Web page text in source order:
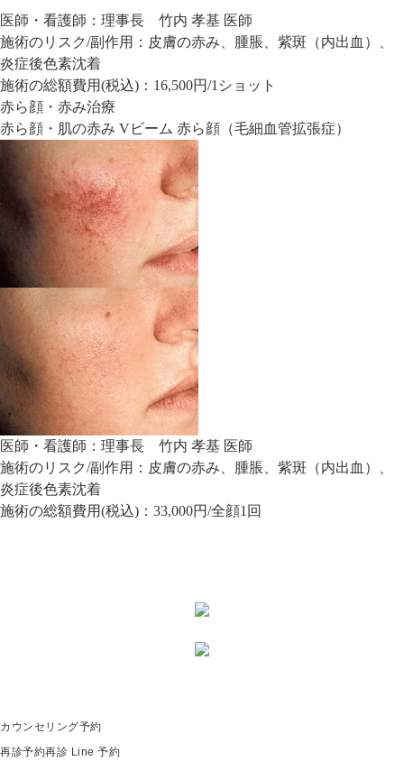
医師・看護師： 理事長 竹内 孝基 医師
施術のリスク/副作用： 皮膚の赤み、腫脹、紫斑（内出血）、
炎症後色素沈着
施術の総額費用(税込)： 16,500円/1ショット
赤ら顔・赤み治療
赤ら顔・肌の赤み Vビーム 赤ら顔（毛細血管拡張症）
医師・看護師： 理事長 竹内 孝基 医師
施術のリスク/副作用： 皮膚の赤み、腫脹、紫斑（内出血）、
炎症後色素沈着
施術の総額費用(税込)： 33,000円/全顔1回
カウンセリング予約
再診予約再診 Line 予約